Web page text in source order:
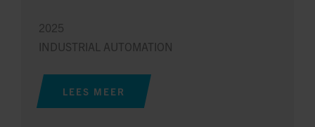
2025
INDUSTRIAL AUTOMATION
LEES MEER